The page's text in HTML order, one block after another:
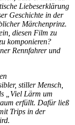
Liebeserklärung
Geschichte in der
Märchenprinz.
diesen Film zu
komponieren?
Rennfahrer und
stiller Mensch,
„Viel Lärm um
erfüllt. Dafür ließ
Trips in der